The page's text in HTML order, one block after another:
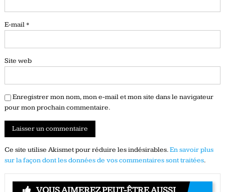
E-mail *
Site web
Enregistrer mon nom, mon e-mail et mon site dans le navigateur
pour mon prochain commentaire.
Ce site utilise Akismet pour réduire les indésirables.En savoir plus
sur la façon dont les données de vos commentaires sont traitées.